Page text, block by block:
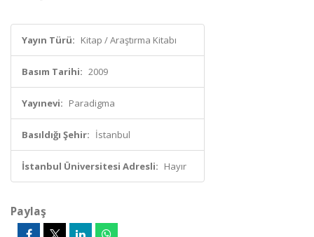
Yayın Türü: Kitap / Araştırma Kitabı
Basım Tarihi: 2009
Yayınevi: Paradigma
Basıldığı Şehir: İstanbul
İstanbul Üniversitesi Adresli: Hayır
Paylaş